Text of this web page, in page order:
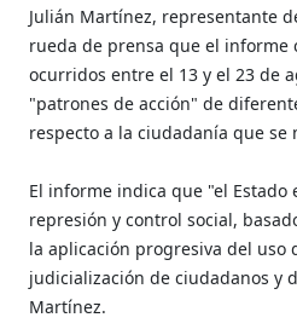
Julián Martínez, representante
rueda de prensa que el informe
ocurridos entre el 13 y el 23 de
"patrones de acción" de
respecto a la ciudadanía que se
El informe indica que "el
represión y control social,
la aplicación progresiva del uso
judicialización de ciudadanos y
Martínez.